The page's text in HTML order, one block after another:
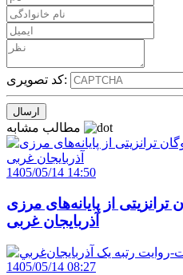
کد تصویری:
1405/05/14 14:50
ترانزیتی از پایانه‌های مرزی
آذربایجان ‌غربی
1405/05/14 08:27